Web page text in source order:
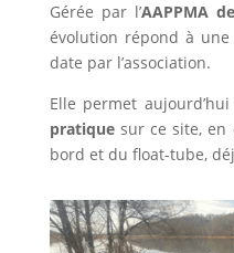
Gérée par l’AAPPMA
évolution répond à
date par l’association.
Elle permet aujourd’hui
pratiquesur ce site, en
bord et du float-tube,